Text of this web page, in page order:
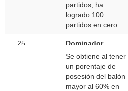
partidos, ha
logrado 100
partidos en cero.
25
Dominador
Se obtiene al tener
un porentaje de
posesión del balón
mayor al 60% en